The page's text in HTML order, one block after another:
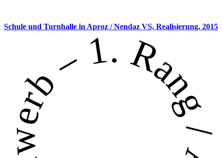
Schule und Turnhalle in Aproz / Nendaz VS, Realisierung, 2015